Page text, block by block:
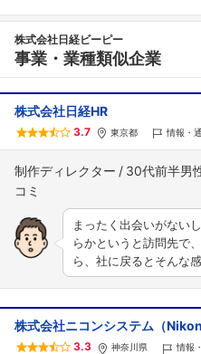
株式会社日経ビーピー
事業・業種類似企業
株式会社日経HR
3.7 東京都 情報・
制作ディレクター 30代前半男
まったく出会いがない
らかというと訪問先で
ら、社に戻るとそんな
株式会社ニコンシステム（
3.3 神奈川県 情報